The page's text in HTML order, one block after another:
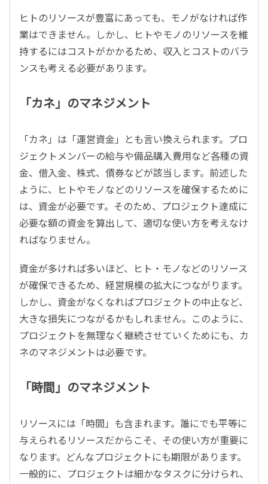
ヒトのリソースが豊富にあっても、モノがなければ作
業はできません。しかし、ヒトやモノのリソースを維
持するにはコストがかかるため、収入とコストのバラ
ンスも考える必要があります。
「カネ」のマネジメント
「カネ」は「運営資金」とも言い換えられます。プロ
ジェクトメンバーの給与や備品購入費用など各種の資
金、借入金、株式、債券などが該当します。前述した
ように、ヒトやモノなどのリソースを確保するために
は、資金が必要です。そのため、プロジェクト達成に
必要な額の資金を算出して、適切な使い方を考えなけ
ればなりません。
資金が多ければ多いほど、ヒト・モノなどのリソース
が確保できるため、経営規模の拡大につながります。
しかし、資金がなくなればプロジェクトの中止など、
大きな損失につながるかもしれません。このように、
プロジェクトを無理なく継続させていくためにも、カ
ネのマネジメントは必要です。
「時間」のマネジメント
リソースには「時間」も含まれます。誰にでも平等に
与えられるリソースだからこそ、その使い方が重要に
なります。どんなプロジェクトにも期限があります。
一般的に、プロジェクトは細かなタスクに分けられ、